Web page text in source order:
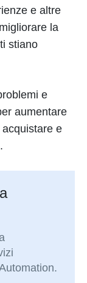
e altre
la
stiano
e
aumentare
e